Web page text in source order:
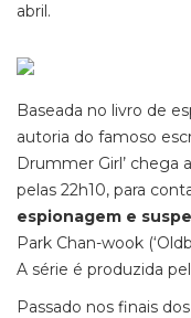
abril.
Baseada no livro de
autoria do famoso
Drummer Girl’ chega
pelas 22h10, para
espionagem e
Park Chan-wook
A série é produzida
Passado nos finais